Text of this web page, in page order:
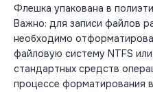
Флешка упакована в
Важно: для записи файлов
необходимо
файловую систему NTFS
стандартных средств
процессе форматирования